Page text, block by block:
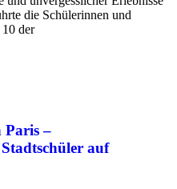
die Schülerinnen und
der
Paris –
auf